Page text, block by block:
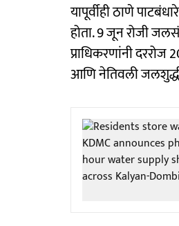
यापूर्वीही ठाणे
होता. 9 जून रोजी
प्राधिकरणांनी
आणि नेतिवली